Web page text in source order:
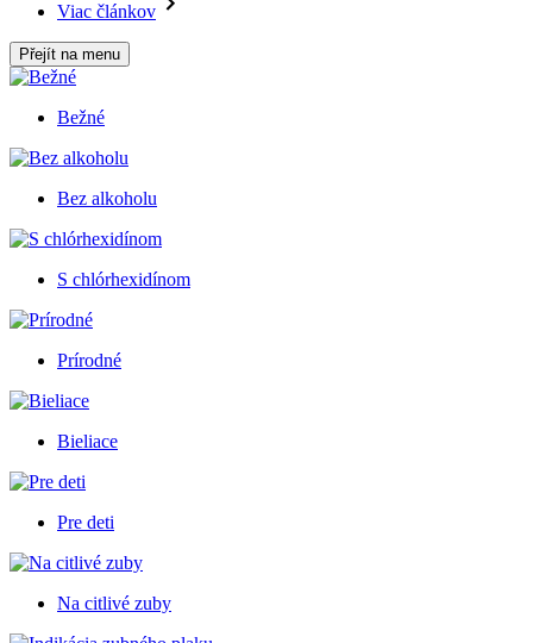
Viac článkov
Přejít na menu
Bežné
Bez alkoholu
S chlórhexidínom
Prírodné
Bieliace
Pre deti
Na citlivé zuby